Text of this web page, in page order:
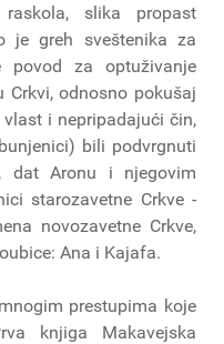
slika propast
je greh sveštenika za
povod za optuživanje
Crkvi, odnosno pokušaj
i nepripadajući čin,
bili podvrgnuti
dat Aronu i njegovim
starozavetne Crkve -
novozavetne Crkve,
Ana i Kajafa.
prestupima koje
knjiga Makavejska